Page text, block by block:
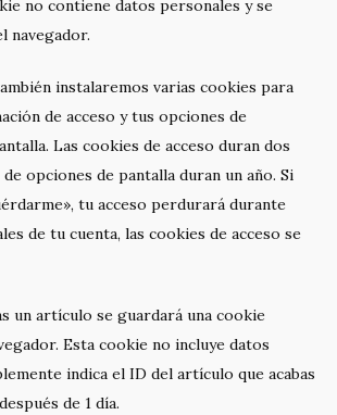
no contiene datos personales y se
navegador.
instalaremos varias cookies para
de acceso y tus opciones de
Las cookies de acceso duran dos
opciones de pantalla duran un año. Si
tu acceso perdurará durante
de tu cuenta, las cookies de acceso se
un artículo se guardará una cookie
Esta cookie no incluye datos
indica el ID del artículo que acabas
de 1 día.